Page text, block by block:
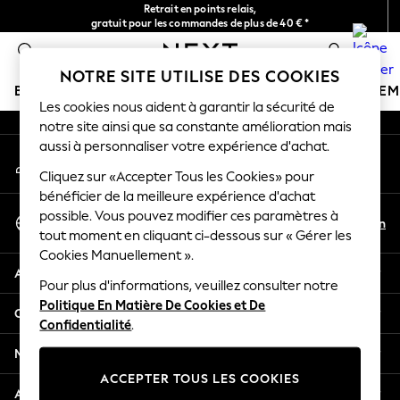
Retrait en points relais,
gratuit pour les commandes de plus de 40 € *
Livraison en 2-3 jours ouvrés*
BOUTIQUE VACANCES
HOLIDAY SHOP
Women's Holiday Shop
All Swimwear
All Beachwear
Bags & Accessories
Beach Dresses & Kaftans
Dresses
Flip Flops
Sliders
Jumpsuits & Playsuits
Linen Collection
Sandals
An error occurred on client
Nos réseaux sociaux
Mon compte
Connexion à votre compte
Sélectionnez Votre Langue
Français
En
Aide
Confidentialité et mentions légales
Ministères
Autres services
NOTRE SITE UTILISE DES COOKIES
Les cookies nous aident à garantir la sécurité de
notre site ainsi que sa constante amélioration mais
aussi à personnaliser votre expérience d'achat.
Cliquez sur «Accepter Tous les Cookies» pour
bénéficier de la meilleure expérience d'achat
possible. Vous pouvez modifier ces paramètres à
tout moment en cliquant ci-dessous sur « Gérer les
Cookies Manuellement ».
Pour plus d'informations, veuillez consulter notre
Politique En Matière De Cookies et De
Confidentialité.
ACCEPTER TOUS LES COOKIES